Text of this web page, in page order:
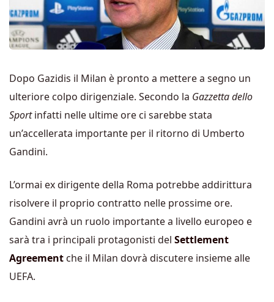
Dopo Gazidis il Milan è pronto a mettere a segno un
ulteriore colpo dirigenziale. Secondo la Gazzetta dello
Sportinfatti nelle ultime ore ci sarebbe stata
un’accellerata importante per il ritorno di Umberto
Gandini.
L’ormai ex dirigente della Roma potrebbe addirittura
risolvere il proprio contratto nelle prossime ore.
Gandini avrà un ruolo importante a livello europeo e
sarà tra i principali protagonisti del Settlement
Agreement che il Milan dovrà discutere insieme alle
UEFA.